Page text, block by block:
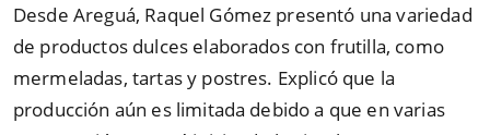
Desde Areguá, Raquel Gómez presentó una variedad
de productos dulces elaborados con frutilla, como
mermeladas, tartas y postres. Explicó que la
producción aún es limitada debido a que en varias